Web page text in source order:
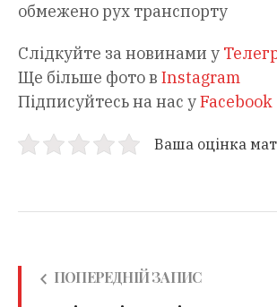
обмежено рух транспорту
Слідкуйте за новинами у
Ще більше фото в Instagram
Підписуйтесь на нас уFacebook
Ваша оцінка
ПОПЕРЕДНІЙ ЗАПИС